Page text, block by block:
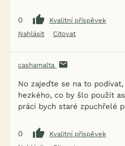
0
Kvalitní příspěvek
Nahlásit
Citovat
cashamalta
No zajeďte se na to
hezkého, co by šlo použít
práci bych staré zpuchřelé
0
Kvalitní příspěvek